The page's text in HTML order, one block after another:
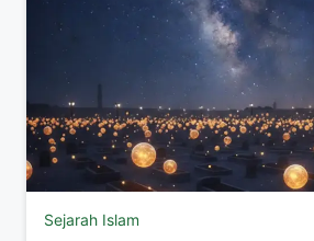
Sejarah Islam